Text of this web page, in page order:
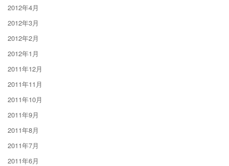
2012年4月
2012年3月
2012年2月
2012年1月
2011年12月
2011年11月
2011年10月
2011年9月
2011年8月
2011年7月
2011年6月